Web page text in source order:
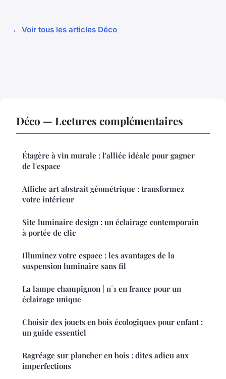
← Voir tous les articles Déco
Déco — Lectures complémentaires
Étagère à vin murale : l'alliée idéale pour gagner
de l'espace
Affiche art abstrait géométrique : transformez
votre intérieur
Site luminaire design : un éclairage contemporain
à portée de clic
Illuminez votre espace : les avantages de la
suspension luminaire sans fil
La lampe champignon | n°1 en france pour un
éclairage unique
Choisir des jouets en bois écologiques pour enfant :
un guide essentiel
Ragréage sur plancher en bois : dites adieu aux
imperfections